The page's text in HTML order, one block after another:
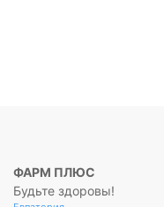
ФАРМ ПЛЮС
Будьте здоровы!